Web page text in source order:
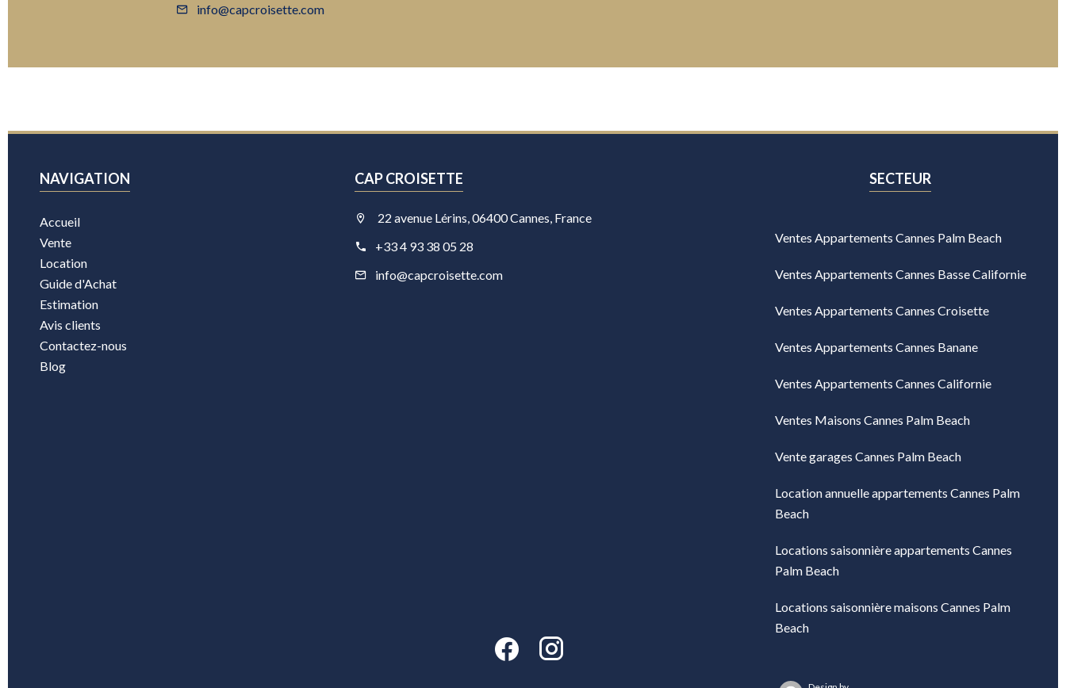
info@capcroisette.com
NAVIGATION
Accueil
Vente
Location
Guide d'Achat
Estimation
Avis clients
Contactez-nous
Blog
CAP CROISETTE
22 avenue Lérins, 06400 Cannes, France
+33 4 93 38 05 28
info@capcroisette.com
SECTEUR
Ventes Appartements Cannes Palm Beach
Ventes Appartements Cannes Basse Californie
Ventes Appartements Cannes Croisette
Ventes Appartements Cannes Banane
Ventes Appartements Cannes Californie
Ventes Maisons Cannes Palm Beach
Vente garages Cannes Palm Beach
Location annuelle appartements Cannes Palm
Beach
Locations saisonnière appartements Cannes
Palm Beach
Locations saisonnière maisons Cannes Palm
Beach